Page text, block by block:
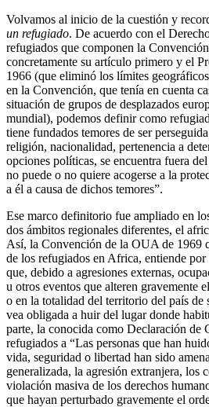
Volvamos al inicio de la cuestión y
un refugiado. De acuerdo con el
refugiados que componen la
concretamente su artículo primero y el
1966 (que eliminó los límites
en la Convención, que tenía en cuenta
situación de grupos de desplazados
mundial), podemos definir como
tiene fundados temores de ser
religión, nacionalidad, pertenencia a
opciones políticas, se encuentra fuera
no puede o no quiere acogerse a la
a él a causa de dichos temores”.
Ese marco definitorio fue ampliado en
dos ámbitos regionales diferentes, el
Así, la Convención de la OUA de 1969
de los refugiados en Africa, entiende
que, debido a agresiones externas,
u otros eventos que alteren gravemente
o en la totalidad del territorio del país de
vea obligada a huir del lugar donde
parte, la conocida como Declaración de
refugiados a “Las personas que han
vida, seguridad o libertad han sido
generalizada, la agresión extranjera, los
violación masiva de los derechos
que hayan perturbado gravemente el